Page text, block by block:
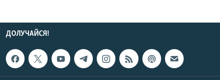
ДОЛУЧАЙСЯ!